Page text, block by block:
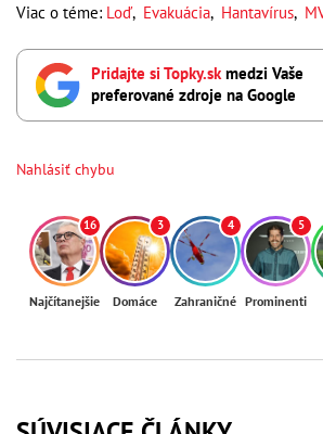
Viac o téme: Loď, Evakuácia, Hantavírus,
Pridajte si Topky.skmedzi Vaše
preferované zdroje na Google
Nahlásiť chybu
16
Najčítanejšie
3
Domáce
4
Zahraničné
5
Prominenti